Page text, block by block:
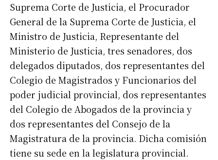
Suprema Corte de Justicia, el Procurador
General de la Suprema Corte de Justicia, el
Ministro de Justicia, Representante del
Ministerio de Justicia, tres senadores, dos
delegados diputados, dos representantes del
Colegio de Magistrados y Funcionarios del
poder judicial provincial, dos representantes
del Colegio de Abogados de la provincia y
dos representantes del Consejo de la
Magistratura de la provincia. Dicha comisión
tiene su sede en la legislatura provincial.